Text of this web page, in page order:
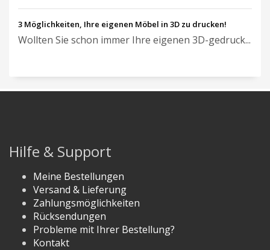
3 Möglichkeiten, Ihre eigenen Möbel in 3D zu drucken!
Wollten Sie schon immer Ihre eigenen 3D-gedruck...
Hilfe & Support
Meine Bestellungen
Versand & Lieferung
Zahlungsmöglichkeiten
Rücksendungen
Probleme mit Ihrer Bestellung?
Kontakt